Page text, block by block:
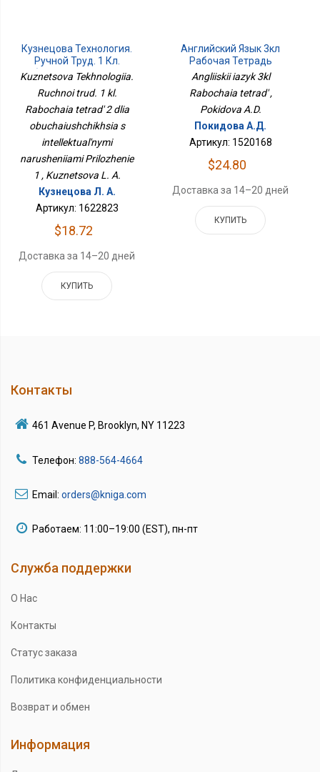
Кузнецова Технология.
Ручной Труд. 1 Кл.
Рабочая Тетрадь 2 Для
Интеллектуальными
Нарушениями
Приложение 1
Kuznetsova Tekhnologiia.
Ruchnoi trud. 1 kl.
Rabochaia tetrad' 2 dlia
obuchaiushchikhsia s
intellektual'nymi
narusheniiami Prilozhenie
1 , Kuznetsova L. A.
Кузнецова Л. А.
Артикул: 1622823
$18.72
Доставка за 14–20 дней
КУПИТЬ
Английский Язык 3кл
Рабочая Тетрадь
Angliiskii iazyk 3kl
Rabochaia tetrad' ,
Pokidova A.D.
Покидова А.Д.
Артикул: 1520168
$24.80
Доставка за 14–20 дней
КУПИТЬ
Контакты
461 Avenue P, Brooklyn, NY 11223
Телефон: 888-564-4664
Email: orders@kniga.com
Работаем: 11:00–19:00 (EST), пн-пт
Служба поддержки
О Нас
Контакты
Статус заказа
Политика конфиденциальности
Возврат и обмен
Информация